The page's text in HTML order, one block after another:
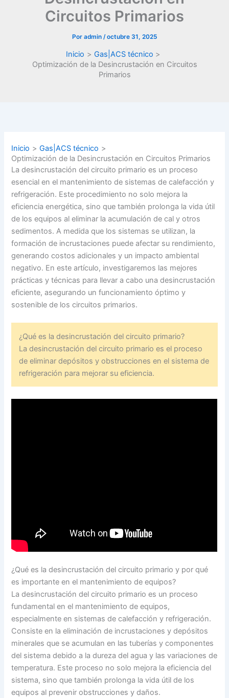
Circuitos Primarios
Por admin /octubre 31, 2025
Inicio
Gas|ACS técnico
Optimización de la Desincrustación en Circuitos
Primarios
Inicio
Gas|ACS técnico
Optimización de la Desincrustación en Circuitos Primarios
La desincrustación del circuito primario es un proceso
esencial en el mantenimiento de sistemas de calefacción y
refrigeración. Este procedimiento no solo mejora la
eficiencia energética, sino que también prolonga la vida útil
de los equipos al eliminar la acumulación de cal y otros
sedimentos. A medida que los sistemas se utilizan, la
formación de incrustaciones puede afectar su rendimiento,
generando costos adicionales y un impacto ambiental
negativo. En este artículo, investigaremos las mejores
prácticas y técnicas para llevar a cabo una desincrustación
eficiente, asegurando un funcionamiento óptimo y
sostenible de los circuitos primarios.
¿Qué es la desincrustación del circuito primario?
La desincrustación del circuito primario es el proceso
de eliminar depósitos y obstrucciones en el sistema de
refrigeración para mejorar su eficiencia.
¿Qué es la desincrustación del circuito primario y por qué
es importante en el mantenimiento de equipos?
La desincrustación del circuito primario es un proceso
fundamental en el mantenimiento de equipos,
especialmente en sistemas de calefacción y refrigeración.
Consiste en la eliminación de incrustaciones y depósitos
minerales que se acumulan en las tuberías y componentes
del sistema debido a la dureza del agua y las variaciones de
temperatura. Este proceso no solo mejora la eficiencia del
sistema, sino que también prolonga la vida útil de los
equipos al prevenir obstrucciones y daños.